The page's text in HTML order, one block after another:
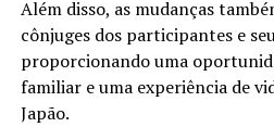
Além disso, as mudanças
cônjuges dos participantes e
proporcionando uma
familiar e uma experiência de
Japão.